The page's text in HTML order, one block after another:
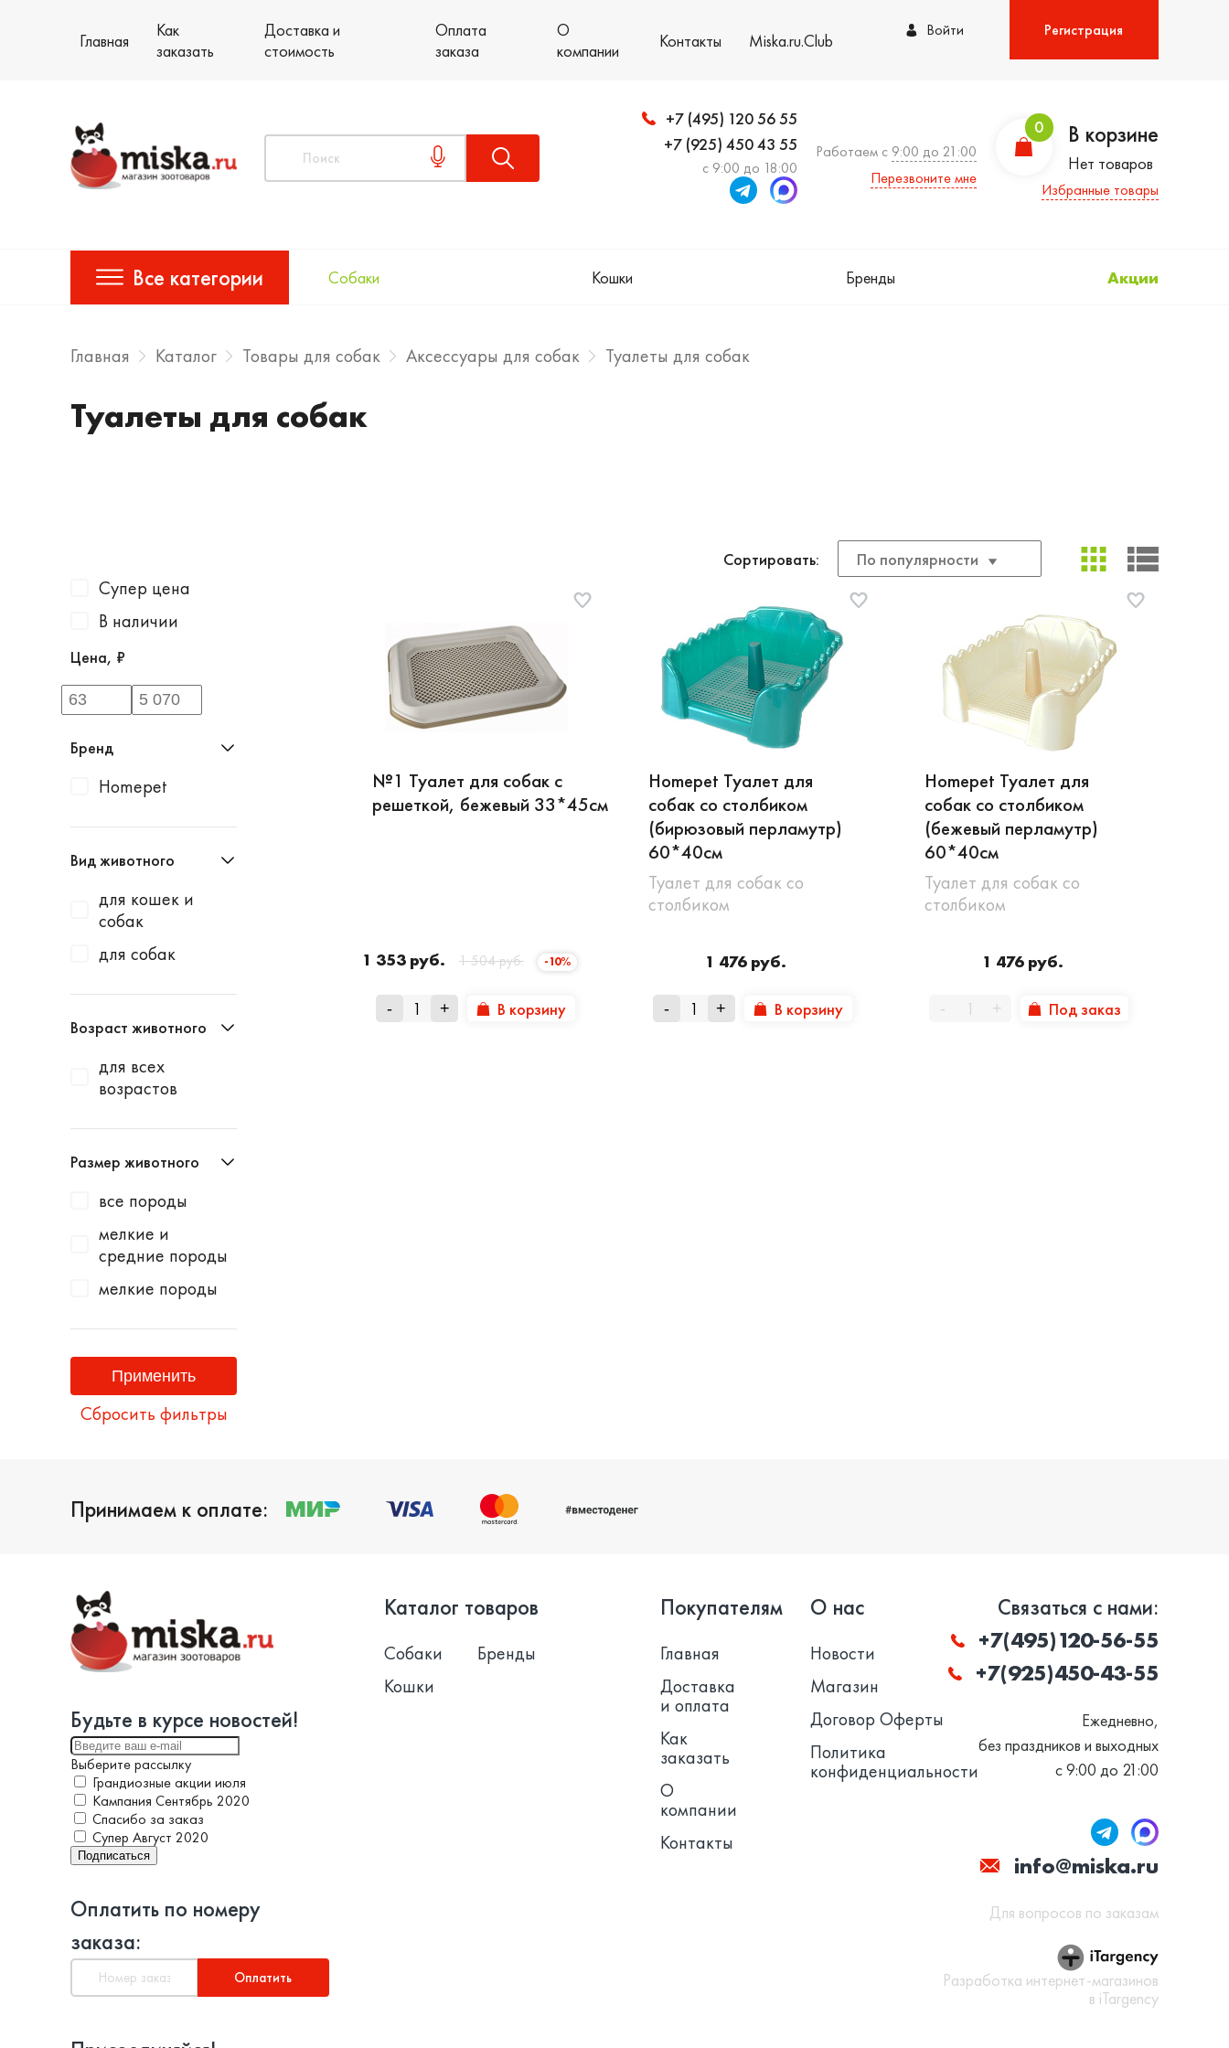
Главная
Как
заказать
Доставка и
стоимость
Оплата
заказа
О
компании
Контакты Miska.ru.Club Войти Регистрация
+7 (495) 120 56 55
+7 (925) 450 43 55
с 9:00 до 18:00
Работаем с 9:00 до 21:00
Перезвоните мне
0 В корзине
Нет товаров
Избранные товары
Все категории Собаки Кошки Бренды Акции
Главная Каталог Товары для собак Аксессуары для собак Туалеты для собак
Туалеты для собак
Сортировать: По популярности
Супер цена
В наличии
Цена, ₽
Бренд
Homepet
Вид животного
для кошек и
собак
для собак
Возраст животного
для всех
возрастов
Размер животного
все породы
мелкие и
средние породы
мелкие породы
Сбросить фильтры
№1 Туалет для собак с
решеткой, бежевый 33*45см
1 353 руб. 1 504 руб. -10%
- + В корзину
Homepet Туалет для
собак со столбиком
(бирюзовый перламутр)
60*40см
Туалет для собак со
столбиком
1 476 руб.
- + В корзину
Homepet Туалет для
собак со столбиком
(бежевый перламутр)
60*40см
Туалет для собак со
столбиком
1 476 руб.
- + Под заказ
Принимаем к оплате:
Будьте в курсе новостей!
Выберите рассылку
Грандиозные акции июля
Кампания Сентябрь 2020
Спасибо за заказ
Супер Август 2020
Подписаться
Оплатить по номеру
заказа:
Оплатить
Каталог товаров
Собаки
Кошки
Бренды
Покупателям
Главная
Доставка
и оплата
Как
заказать
О
компании
Контакты
О нас
Новости
Магазин
Договор Оферты
Политика
конфиденциальности
Связаться с нами:
+7(495)120-56-55
+7(925)450-43-55
Ежедневно,
без праздников и выходных
с 9:00 до 21:00
info@miska.ru
Для вопросов по заказам
Разработка интернет-магазинов
в iTargency